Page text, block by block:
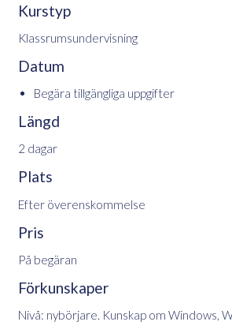
Kurstyp
Klassrumsundervisning
Datum
Begära tillgängliga uppgifter
Längd
2 dagar
Plats
Efter överenskommelse
Pris
På begäran
Förkunskaper
Nivå: nybörjare. Kunskap om Windows,